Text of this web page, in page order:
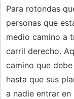
Para rotondas
personas que
medio camino a
carril derecho.
camino que
hasta que sus
a nadie entrar